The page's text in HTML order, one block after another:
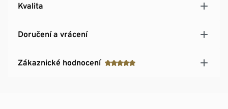
Kvalita
Doručení a vrácení
Zákaznické hodnocení